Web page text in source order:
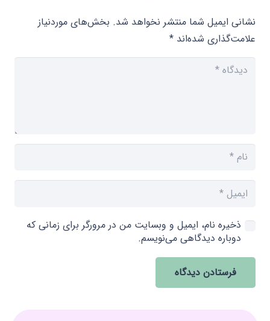
نشانی ایمیل شما منتشر نخواهد شد. بخش‌های موردنیاز
علامت‌گذاری شده‌اند *
ذخیره نام، ایمیل و وبسایت من در مرورگر برای زمانی که
دوباره دیدگاهی می‌نویسم.
فرستادن دیدگاه